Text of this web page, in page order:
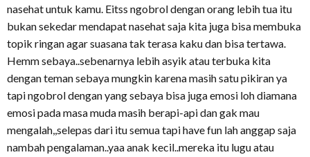
nasehat untuk kamu. Eitss ngobrol dengan orang lebih tua itu
bukan sekedar mendapat nasehat saja kita juga bisa membuka
topik ringan agar suasana tak terasa kaku dan bisa tertawa.
Hemm sebaya..sebenarnya lebih asyik atau terbuka kita
dengan teman sebaya mungkin karena masih satu pikiran ya
tapi ngobrol dengan yang sebaya bisa juga emosi loh diamana
emosi pada masa muda masih berapi-api dan gak mau
mengalah,,selepas dari itu semua tapi have fun lah anggap saja
nambah pengalaman..yaa anak kecil..mereka itu lugu atau